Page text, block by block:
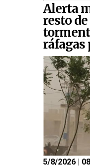
Alerta
resto
ráfagas
5/8/2026 |